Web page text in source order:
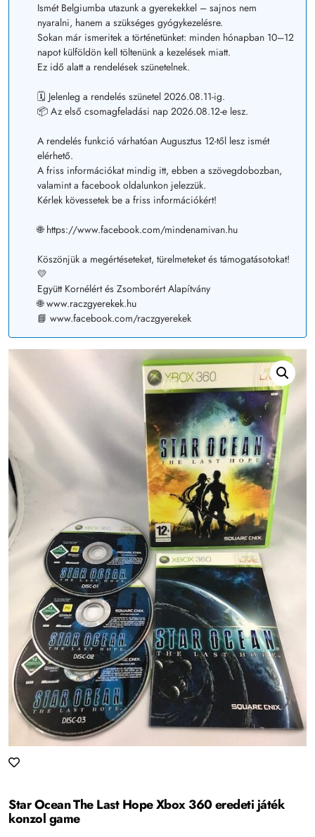
Ismét Belgiumba utazunk a gyerekekkel – sajnos nem
nyaralni, hanem a szükséges gyógykezelésre.
Sokan már ismeritek a történetünket: minden hónapban 10–12
napot külföldön kell töltenünk a kezelések miatt.
Ez idő alatt a rendelések szünetelnek.
🗓️ Jelenleg a rendelés szünetel 2026.08.11-ig.
📦 Az első csomagfeladási nap 2026.08.12-e lesz.
A rendelés funkció várhatóan Augusztus 12-től lesz ismét
elérhető.
A friss információkat mindig itt, ebben a szövegdobozban,
valamint a facebook oldalunkon jelezzük.
Kérlek kövessetek be a friss információkért!
🌐 https://www.facebook.com/mindenamivan.hu
Köszönjük a megértéseteket, türelmeteket és támogatásotokat!
💛
Együtt Kornélért és Zsomborért Alapítvány
🌐 www.raczgyerekek.hu
📘 www.facebook.com/raczgyerekek
Star Ocean The Last Hope Xbox 360 eredeti játék
konzol game